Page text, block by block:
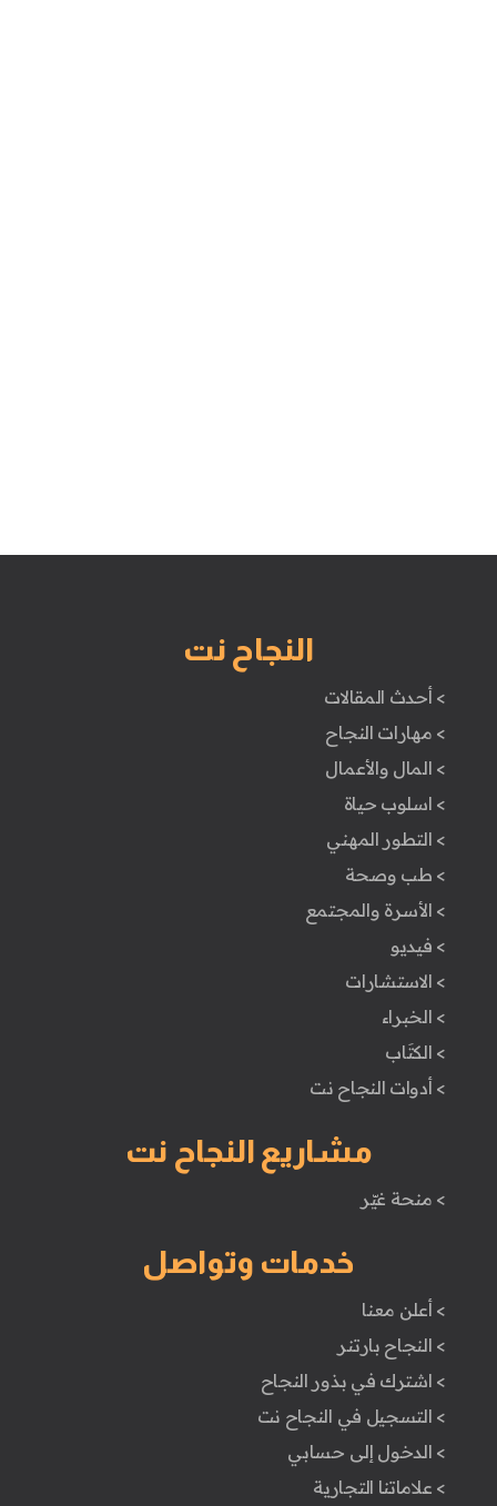
النجاح نت
> أحدث المقالات
> مهارات النجاح
> المال والأعمال
> اسلوب حياة
> التطور المهني
> طب وصحة
> الأسرة والمجتمع
> فيديو
> الاستشارات
> الخبراء
> الكتَاب
> أدوات النجاح نت
مشاريع النجاح نت
> منحة غيّر
خدمات وتواصل
> أعلن معنا
> النجاح بارتنر
> اشترك في بذور النجاح
> التسجيل في النجاح نت
> الدخول إلى حسابي
> علاماتنا التجارية